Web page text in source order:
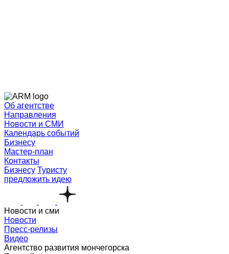
Об агентстве
Направления
Новости и СМИ
Календарь событий
Бизнесу
Мастер-план
Контакты
Бизнесу Туристу
предложить идею
Новости и сми
Новости
Пресс-релизы
Видео
Агентство развития мончегорска